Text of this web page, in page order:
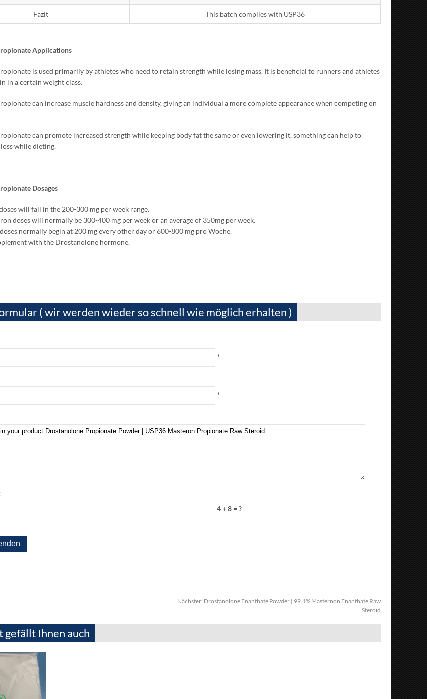
Fazit This batch complies with USP36
Applications
is used primarily by athletes who need to retain strength while losing mass. It is beneficial to runners and athletes
in a certain weight class.
can increase muscle hardness and density,giving an individual a more complete appearance when competing on
can promote increased strength while keeping body fat the same or even lowering it,something can help to
while dieting.
Dosages
will fall in the200-300 mg per week range.
doses will normally be300-400 mg per week or an average of 350mg per week.
normally begin at200 mg every other day or600-800 mg pro Woche.
with the Drostanolone hormone.
( wir werden wieder so schnell wie möglich erhalten )
*
*
4 + 8 = ?
Nächster: Drostanolone Enanthate Powder | 99.1% Masternon Enanthate Raw
Steroid
gefällt Ihnen auch